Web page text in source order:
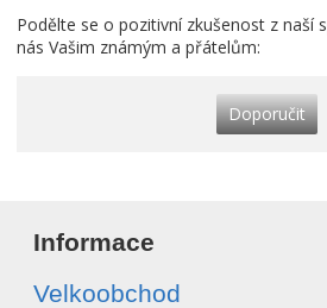
Podělte se o pozitivní zkušenost z naší
nás Vašim známým a přátelům:
Doporučit
Informace
Velkoobchod